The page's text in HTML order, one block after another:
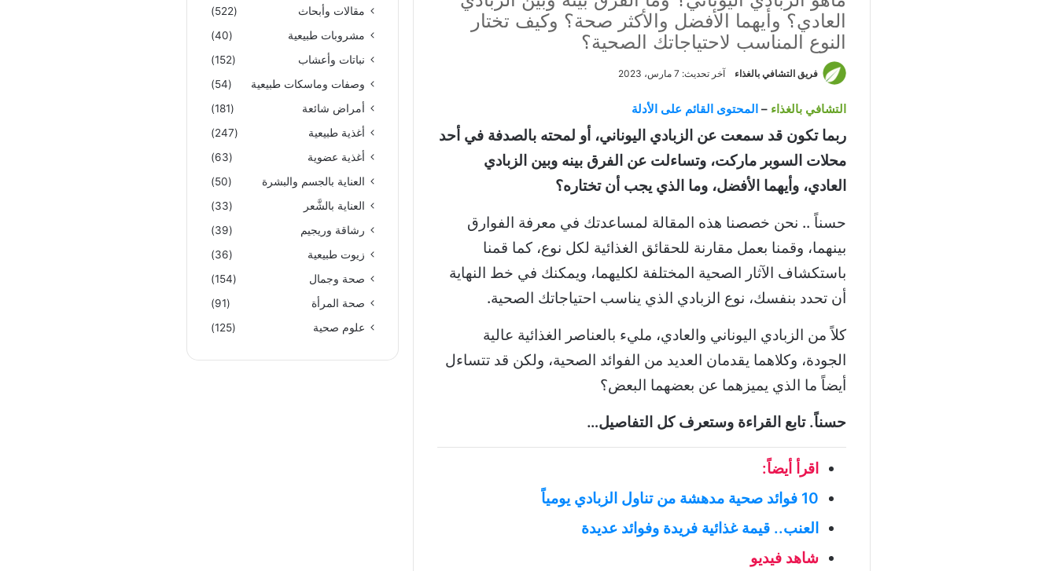
العادي؟ وأيهما الأفضل والأكثر صحة؟ وكيف تختار
النوع المناسب لاحتياجاتك الصحية؟
فريق التشافي بالغذاء آخر تحديث: 7 مارس، 2023
التشافي بالغذاء – المحتوى القائم على الأدلة
ربما تكون قد سمعت عن الزبادي اليوناني، أو لمحته بالصدفة في أحد
محلات السوبر ماركت، وتساءلت عن الفرق بينه وبين الزبادي
العادي، وأيهما الأفضل، وما الذي يجب أن تختاره؟
حسناً .. نحن خصصنا هذه المقالة لمساعدتك في معرفة الفوارق
بينهما، وقمنا بعمل مقارنة للحقائق الغذائية لكل نوع، كما قمنا
باستكشاف الآثار الصحية المختلفة لكليهما، ويمكنك في خط النهاية
أن تحدد بنفسك، نوع الزبادي الذي يناسب احتياجاتك الصحية.
كلاً من الزبادي اليوناني والعادي، مليء بالعناصر الغذائية عالية
الجودة، وكلاهما يقدمان العديد من الفوائد الصحية، ولكن قد تتساءل
أيضاً ما الذي يميزهما عن بعضهما البعض؟
حسناً. تابع القراءة وستعرف كل التفاصيل…
اقرأ أيضاً:
10 فوائد صحية مدهشة من تناول الزبادي يومياً
العنب.. قيمة غذائية فريدة وفوائد عديدة
شاهد فيديو
مقالات وأبحاث
(522)
مشروبات طبيعية
(40)
نباتات وأعشاب
(152)
وصفات وماسكات طبيعية
(54)
أمراض شائعة
(181)
أغذية طبيعية
(247)
أغذية عضوية
(63)
العناية بالجسم والبشرة
(50)
العناية بالشَّعر
(33)
رشاقة وريجيم
(39)
زيوت طبيعية
(36)
صحة وجمال
(154)
صحة المرأة
(91)
علوم صحية
(125)